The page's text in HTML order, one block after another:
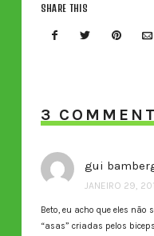
SHARE THIS
3
gui
JANEIRO 29,
Beto, eu acho que eles
“asas” criadas pelos